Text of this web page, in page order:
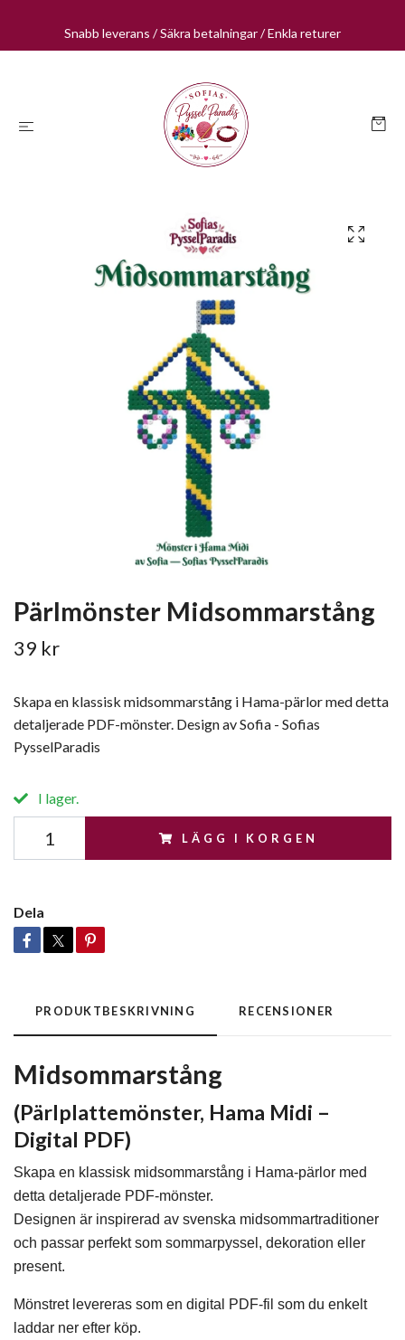
Snabb leverans / Säkra betalningar / Enkla returer
Pärlmönster Midsommarstång
39 kr
Skapa en klassisk midsommarstång i Hama-pärlor med detta
detaljerade PDF-mönster. Design av Sofia - Sofias
PysselParadis
I lager.
LÄGG I KORGEN
Dela
PRODUKTBESKRIVNING RECENSIONER
Midsommarstång
(Pärlplattemönster, Hama Midi –
Digital PDF)
Skapa en klassisk midsommarstång i Hama-pärlor med
detta detaljerade PDF-mönster.
Designen är inspirerad av svenska midsommartraditioner
och passar perfekt som sommarpyssel, dekoration eller
present.
Mönstret levereras som en digital PDF-fil som du enkelt
laddar ner efter köp.